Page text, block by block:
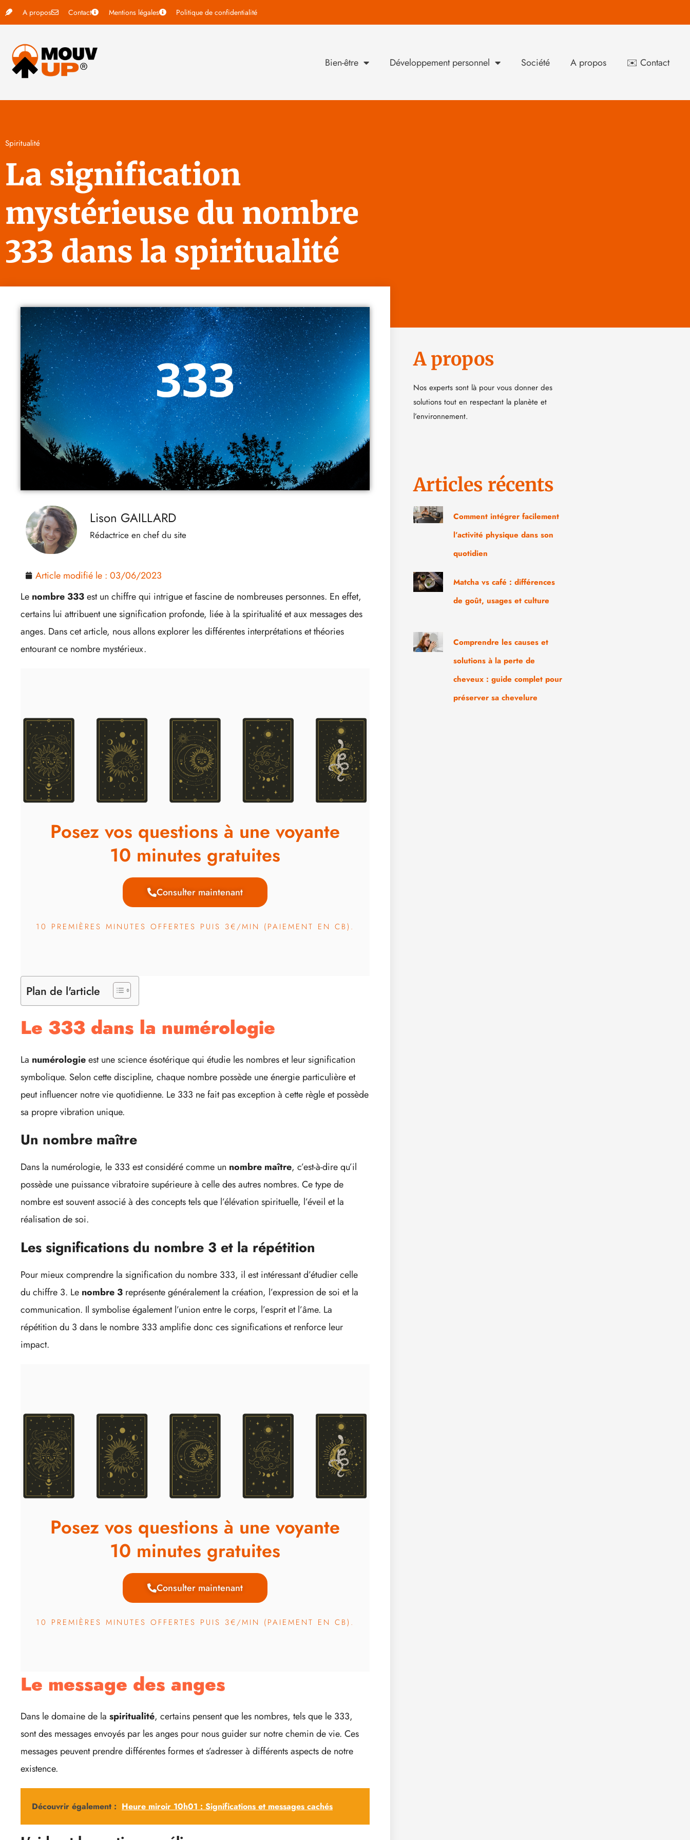
A propos Contact Mentions légales Politique de confidentialité
Bien-être Développement personnel Société A propos ✉️ Contact
Spiritualité
La signification
mystérieuse du nombre
333 dans la spiritualité
Lison GAILLARD
Rédactrice en chef du site
Article modifié le : 03/06/2023
Le nombre 333est un chiffre qui intrigue et fascine de nombreuses personnes. En effet,
certains lui attribuent une signification profonde, liée à la spiritualité et aux messages des
anges. Dans cet article, nous allons explorer les différentes interprétations et théories
entourant ce nombre mystérieux.
Posez vos questions à une voyante
10 minutes gratuites
Consulter maintenant
10 PREMIÈRES MINUTES OFFERTES PUIS 3€/MIN (PAIEMENT EN CB).
Plan de l'article
Le 333 dans la numérologie
La numérologieest une science ésotérique qui étudie les nombres et leur signification
symbolique. Selon cette discipline, chaque nombre possède une énergie particulière et
peut influencer notre vie quotidienne. Le 333 ne fait pas exception à cette règle et possède
sa propre vibration unique.
Un nombre maître
Dans la numérologie, le 333 est considéré comme un nombre maître, c’est-à-dire qu’il
possède une puissance vibratoire supérieure à celle des autres nombres. Ce type de
nombre est souvent associé à des concepts tels que l’élévation spirituelle, l’éveil et la
réalisation de soi.
Les significations du nombre 3 et la répétition
Pour mieux comprendre la signification du nombre 333, il est intéressant d’étudier celle
du chiffre 3. Le nombre 3 représente généralement la création, l’expression de soi et la
communication. Il symbolise également l’union entre le corps, l’esprit et l’âme. La
répétition du 3 dans le nombre 333 amplifie donc ces significations et renforce leur
impact.
Posez vos questions à une voyante
10 minutes gratuites
Consulter maintenant
10 PREMIÈRES MINUTES OFFERTES PUIS 3€/MIN (PAIEMENT EN CB).
Le message des anges
Dans le domaine de la spiritualité, certains pensent que les nombres, tels que le 333,
sont des messages envoyés par les anges pour nous guider sur notre chemin de vie. Ces
messages peuvent prendre différentes formes et s’adresser à différents aspects de notre
existence.
Découvrir également : Heure miroir 10h01 : Significations et messages cachés
A propos
Nos experts sont là pour vous donner des
solutions tout en respectant la planète et
l’environnement.
Articles récents
Comment intégrer facilement
l’activité physique dans son
quotidien
Matcha vs café : différences
de goût, usages et culture
Comprendre les causes et
solutions à la perte de
cheveux : guide complet pour
préserver sa chevelure